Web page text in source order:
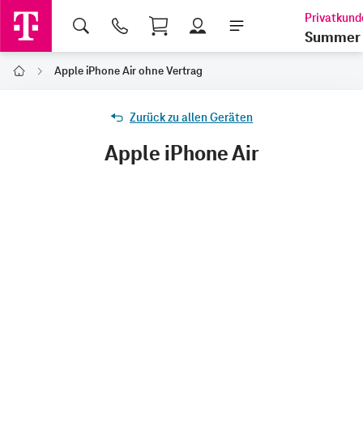
Shopping Cart
Summer
Home Apple iPhone Air ohne Vertrag
Zurück zu allen Geräten
Apple iPhone Air